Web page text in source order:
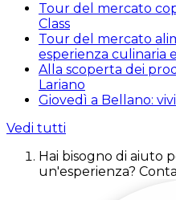
Tour del mercato
Class
Tour del mercato
esperienza culinaria
Alla scoperta dei
Lariano
Giovedì a Bellano:
Vedi tutti
Hai bisogno di aiuto
un'esperienza?